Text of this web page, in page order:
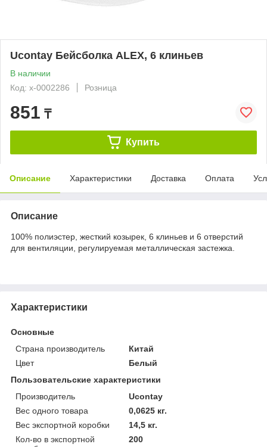
Ucontay Бейсболка ALEX, 6 клиньев
В наличии
Код: x-0002286
Розница
851 ₸
Купить
Описание Характеристики Доставка Оплата
Описание
100% полиэстер, жесткий козырек, 6 клиньев и 6 отверстий
для вентиляции, регулируемая металлическая застежка.
Характеристики
Основные
Страна производитель
Китай
Цвет
Белый
Пользовательские характеристики
Производитель
Ucontay
Вес одного товара
0,0625 кг.
Вес экспортной коробки
14,5 кг.
Кол-во в экспортной
200